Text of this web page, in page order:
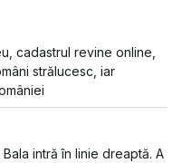
cadastrul revine online,
strălucesc, iar
intră în linie dreaptă. A